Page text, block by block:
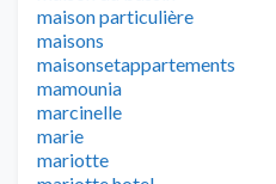
maison particulière
maisons
maisonsetappartements
mamounia
marcinelle
marie
mariotte